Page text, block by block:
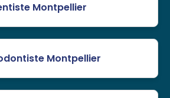
Montpellier
Montpellier